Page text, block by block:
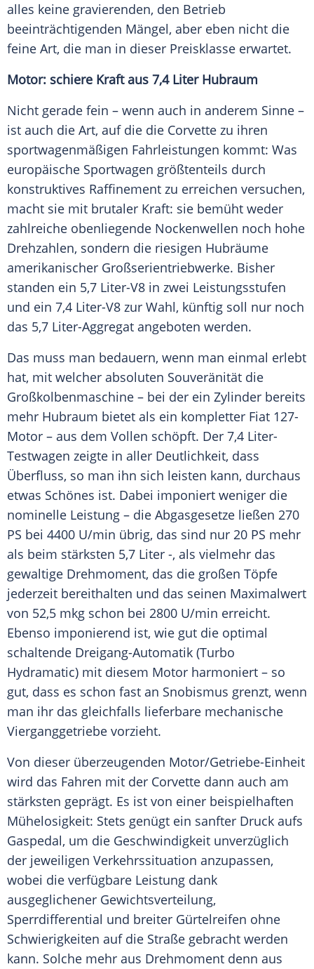
alles keine gravierenden, den Betrieb
beeinträchtigenden Mängel, aber eben nicht die
feine Art, die man in dieser Preisklasse erwartet.
Motor: schiere Kraft aus 7,4 Liter Hubraum
Nicht gerade fein – wenn auch in anderem Sinne –
ist auch die Art, auf die die Corvette zu ihren
sportwagenmäßigen Fahrleistungen kommt: Was
europäische Sportwagen größtenteils durch
konstruktives Raffinement zu erreichen versuchen,
macht sie mit brutaler Kraft: sie bemüht weder
zahlreiche obenliegende Nockenwellen noch hohe
Drehzahlen, sondern die riesigen Hubräume
amerikanischer Großserientriebwerke. Bisher
standen ein 5,7 Liter-V8 in zwei Leistungsstufen
und ein 7,4 Liter-V8 zur Wahl, künftig soll nur noch
das 5,7 Liter-Aggregat angeboten werden.
Das muss man bedauern, wenn man einmal erlebt
hat, mit welcher absoluten Souveränität die
Großkolbenmaschine – bei der ein Zylinder bereits
mehr Hubraum bietet als ein kompletter Fiat 127-
Motor – aus dem Vollen schöpft. Der 7,4 Liter-
Testwagen zeigte in aller Deutlichkeit, dass
Überfluss, so man ihn sich leisten kann, durchaus
etwas Schönes ist. Dabei imponiert weniger die
nominelle Leistung – die Abgasgesetze ließen 270
PS bei 4400 U/min übrig, das sind nur 20 PS mehr
als beim stärksten 5,7 Liter -, als vielmehr das
gewaltige Drehmoment, das die großen Töpfe
jederzeit bereithalten und das seinen Maximalwert
von 52,5 mkg schon bei 2800 U/min erreicht.
Ebenso imponierend ist, wie gut die optimal
schaltende Dreigang-Automatik (Turbo
Hydramatic) mit diesem Motor harmoniert – so
gut, dass es schon fast an Snobismus grenzt, wenn
man ihr das gleichfalls lieferbare mechanische
Vierganggetriebe vorzieht.
Von dieser überzeugenden Motor/Getriebe-Einheit
wird das Fahren mit der Corvette dann auch am
stärksten geprägt. Es ist von einer beispielhaften
Mühelosigkeit: Stets genügt ein sanfter Druck aufs
Gaspedal, um die Geschwindigkeit unverzüglich
der jeweiligen Verkehrssituation anzupassen,
wobei die verfügbare Leistung dank
ausgeglichener Gewichtsverteilung,
Sperrdifferential und breiter Gürtelreifen ohne
Schwierigkeiten auf die Straße gebracht werden
kann. Solche mehr aus Drehmoment denn aus